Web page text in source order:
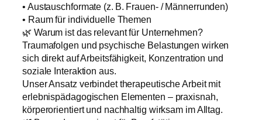
• Austauschformate (z. B. Frauen- / Männerrunden)
• Raum für individuelle Themen
🌿 Warum ist das relevant für Unternehmen?
Traumafolgen und psychische Belastungen wirken
sich direkt auf Arbeitsfähigkeit, Konzentration und
soziale Interaktion aus.
Unser Ansatz verbindet therapeutische Arbeit mit
erlebnispädagogischen Elementen – praxisnah,
körperorientiert und nachhaltig wirksam im Alltag.